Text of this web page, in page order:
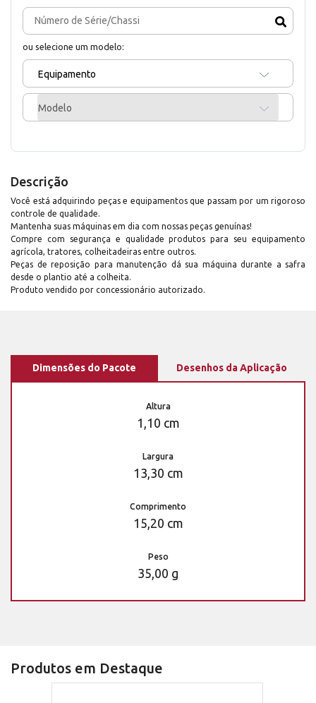
ou selecione um modelo:
Equipamento
Modelo
Descrição
Você está adquirindo peças e equipamentos que passam por um rigoroso
controle de qualidade.
Mantenha suas máquinas em dia com nossas peças genuínas!
Compre com segurança e qualidade produtos para seu equipamento
agrícola, tratores, colheitadeiras entre outros.
Peças de reposição para manutenção dá sua máquina durante a safra
desde o plantio até a colheita.
Produto vendido por concessionário autorizado.
Dimensões do Pacote Desenhos da Aplicação
Altura
1,10 cm
Largura
13,30 cm
Comprimento
15,20 cm
Peso
35,00 g
Produtos em Destaque